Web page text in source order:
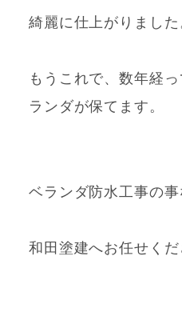
綺麗に仕上がりました
もうこれで、数年経
ランダが保てます。
ベランダ防水工事の事
和田塗建へお任せくだ